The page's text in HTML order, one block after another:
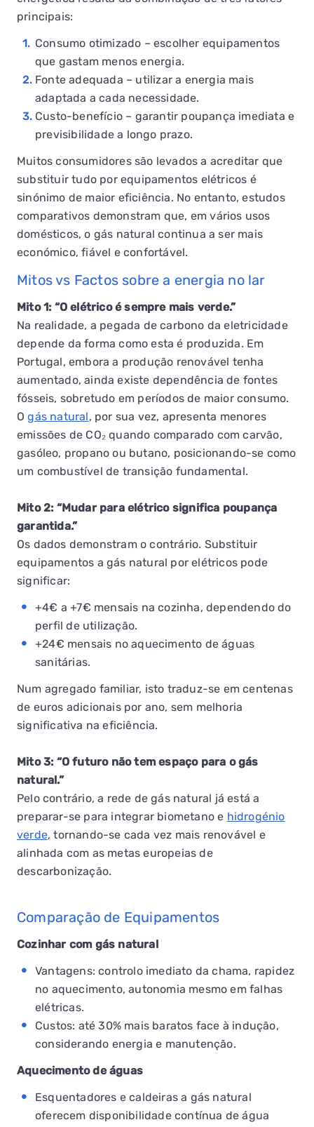
principais:
Consumo otimizado – escolher equipamentos
que gastam menos energia.
Fonte adequada – utilizar a energia mais
adaptada a cada necessidade.
Custo-benefício – garantir poupança imediata e
previsibilidade a longo prazo.
Muitos consumidores são levados a acreditar que
substituir tudo por equipamentos elétricos é
sinónimo de maior eficiência. No entanto, estudos
comparativos demonstram que, em vários usos
domésticos, o gás natural continua a ser mais
económico, fiável e confortável.
Mitos vs Factos sobre a energia no lar
Mito 1: “O elétrico é sempre mais verde.”
Na realidade, a pegada de carbono da eletricidade
depende da forma como esta é produzida. Em
Portugal, embora a produção renovável tenha
aumentado, ainda existe dependência de fontes
fósseis, sobretudo em períodos de maior consumo.
Ogás natural, por sua vez, apresenta menores
emissões de CO₂ quando comparado com carvão,
gasóleo, propano ou butano, posicionando-se como
um combustível de transição fundamental.
Mito 2: “Mudar para elétrico significa poupança
garantida.”
Os dados demonstram o contrário. Substituir
equipamentos a gás natural por elétricos pode
significar:
+4€ a +7€ mensais na cozinha, dependendo do
perfil de utilização.
+24€ mensais no aquecimento de águas
sanitárias.
Num agregado familiar, isto traduz-se em centenas
de euros adicionais por ano, sem melhoria
significativa na eficiência.
Mito 3: “O futuro não tem espaço para o gás
natural.”
Pelo contrário, a rede de gás natural já está a
preparar-se para integrar biometano e hidrogénio
verde, tornando-se cada vez mais renovável e
alinhada com as metas europeias de
descarbonização.
Comparação de Equipamentos
Cozinhar com gás natural
Vantagens: controlo imediato da chama, rapidez
no aquecimento, autonomia mesmo em falhas
elétricas.
Custos: até 30% mais baratos face à indução,
considerando energia e manutenção.
Aquecimento de águas
Esquentadores e caldeiras a gás natural
oferecem disponibilidade contínua de água